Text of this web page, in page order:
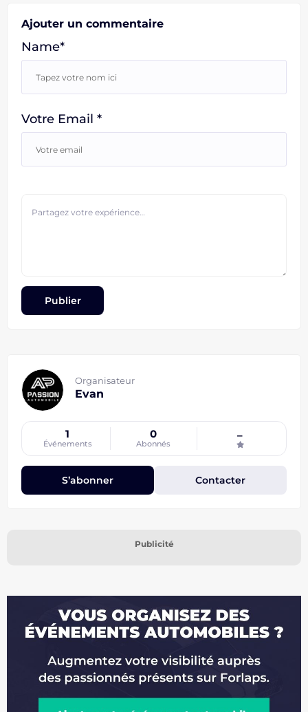
Ajouter un commentaire
Name*
Votre Email *
Organisateur
Evan
1
Événements
0
Abonnés
–
S’abonner Contacter
Publicité